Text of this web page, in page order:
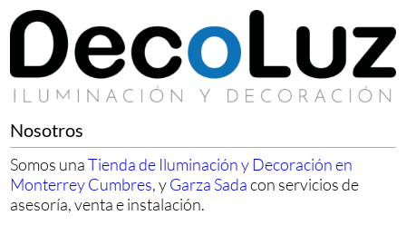
Nosotros
Somos unaTienda de Iluminación y Decoración en
Monterrey Cumbres, yGarza Sadacon servicios de
asesoría, venta e instalación.